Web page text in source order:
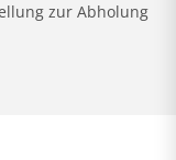
zur Abholung